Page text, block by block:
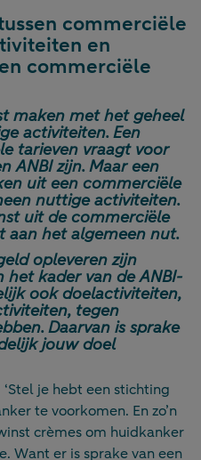
commerciële
en
commerciële
maken met het geheel
activiteiten. Een
tarieven vraagt voor
ANBI zijn. Maar een
uit een commerciële
nuttige activiteiten.
uit de commerciële
het algemeen nut.
opleveren zijn
kader van de ANBI-
ook doelactiviteiten,
tegen
Daarvan is sprake
jouw doel
je hebt een stichting
te voorkomen. En zo’n
crèmes om huidkanker
Want er is sprake van een